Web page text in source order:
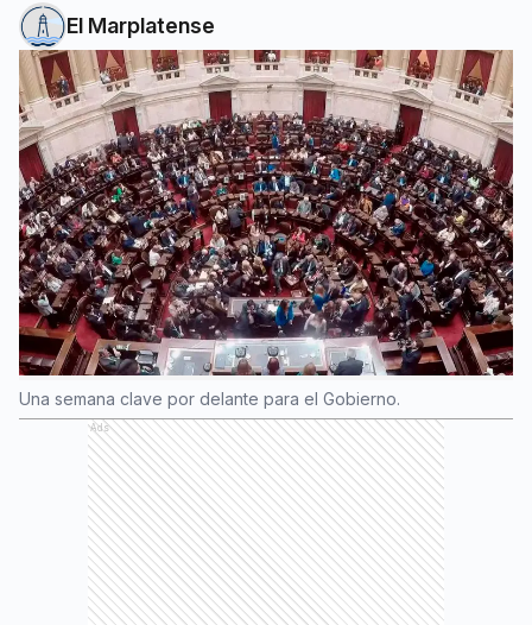
El Marplatense
Una semana clave por delante para el Gobierno.
Ads